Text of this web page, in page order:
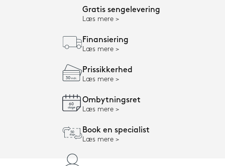
Gratis sengelevering
Læs mere
Finansiering
Læs mere
Prissikkerhed
Læs mere
Ombytningsret
Læs mere
Book en specialist
Læs mere